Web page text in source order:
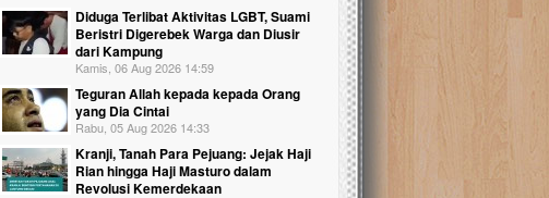
Diduga Terlibat Aktivitas LGBT, Suami
Beristri Digerebek Warga dan Diusir
dari Kampung
Kamis, 06 Aug 2026 14:59
Teguran Allah kepada kepada Orang
yang Dia Cintai
Rabu, 05 Aug 2026 14:33
Kranji, Tanah Para Pejuang: Jejak Haji
Rian hingga Haji Masturo dalam
Revolusi Kemerdekaan